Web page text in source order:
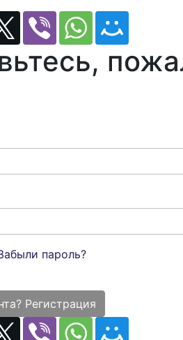
пароль?
Регистрация